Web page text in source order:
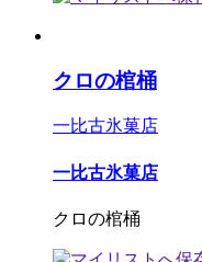
クロの棺桶
一比古氷菓店
一比古氷菓店
クロの棺桶